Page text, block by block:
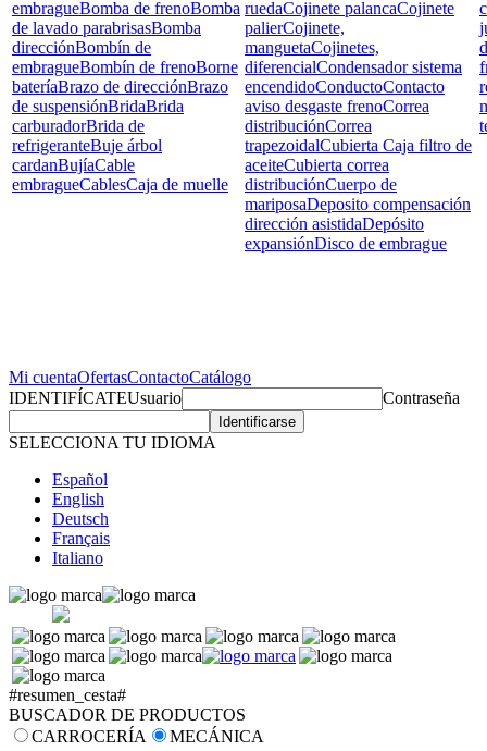
embragueBomba de frenoBomba
de lavado parabrisasBomba
direcciónBombín de
embragueBombín de frenoBorne
bateríaBrazo de direcciónBrazo
de suspensiónBridaBrida
carburadorBrida de
refrigeranteBuje árbol
cardanBujíaCable
embragueCablesCaja de muelle
ruedaCojinete palancaCojinete
palierCojinete,
manguetaCojinetes,
diferencialCondensador sistema
encendidoConductoContacto
aviso desgaste frenoCorrea
distribuciónCorrea
trapezoidalCubierta Caja filtro de
aceiteCubierta correa
distribuciónCuerpo de
mariposaDeposito compensación
dirección asistidaDepósito
expansiónDisco de embrague
Mi cuentaOfertasContactoCatálogo
IDENTIFÍCATEUsuario Contraseña
SELECCIONA TU IDIOMA
Español
English
Deutsch
Français
Italiano
#resumen_cesta#
BUSCADOR DE PRODUCTOS
CARROCERÍA
MECÁNICA